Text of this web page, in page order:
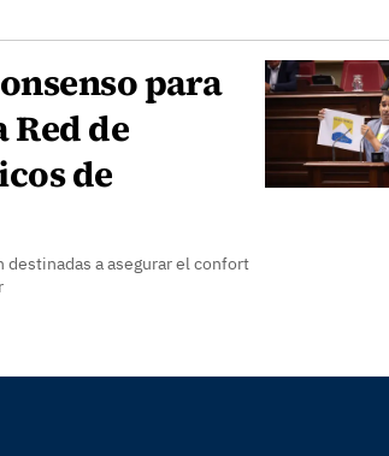
para
de
de
a asegurar el confort